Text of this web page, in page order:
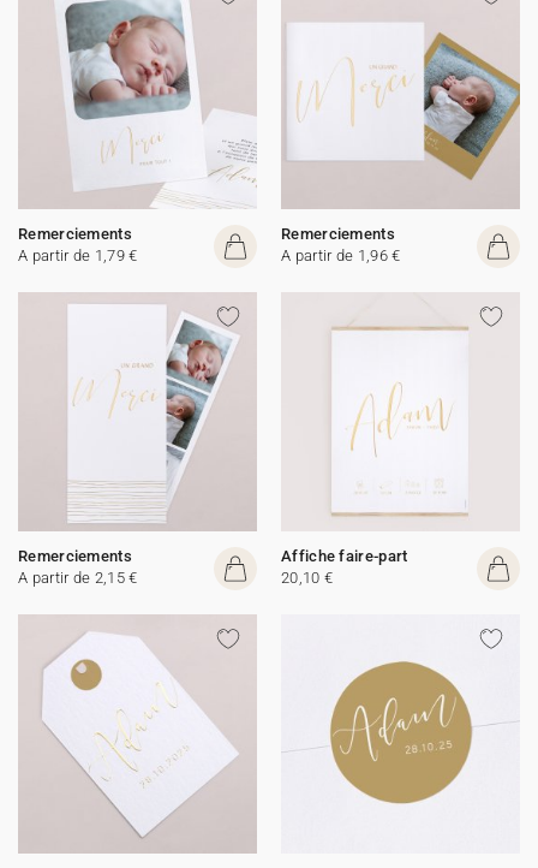
Remerciements
A partir de 1,79 €
Remerciements
A partir de 1,96 €
Remerciements
A partir de 2,15 €
Affiche faire-part
20,10 €